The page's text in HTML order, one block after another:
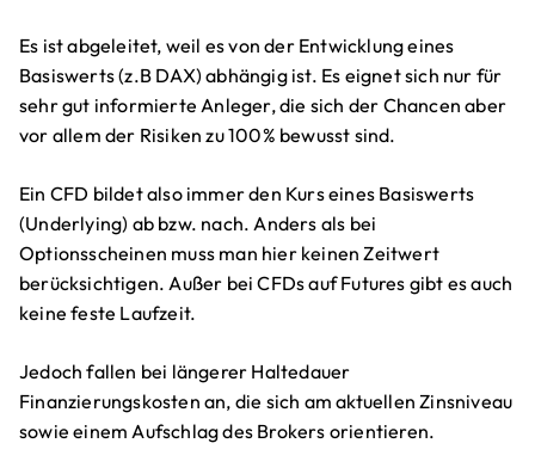
Es ist abgeleitet, weil es von der Entwicklung eines
Basiswerts (z.B DAX) abhängig ist. Es eignet sich nur für
sehr gut informierte Anleger, die sich der Chancen aber
vor allem der Risiken zu 100% bewusst sind.
Ein CFD bildet also immer den Kurs eines Basiswerts
(Underlying) ab bzw. nach. Anders als bei
Optionsscheinen muss man hier keinen Zeitwert
berücksichtigen. Außer bei CFDs auf Futures gibt es auch
keine feste Laufzeit.
Jedoch fallen bei längerer Haltedauer
Finanzierungskosten an, die sich am aktuellen Zinsniveau
sowie einem Aufschlag des Brokers orientieren.